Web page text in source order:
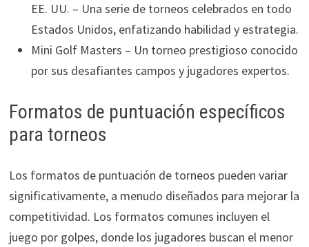
EE. UU. – Una serie de torneos celebrados en todo
Estados Unidos, enfatizando habilidad y estrategia.
Mini Golf Masters – Un torneo prestigioso conocido
por sus desafiantes campos y jugadores expertos.
Formatos de puntuación específicos
para torneos
Los formatos de puntuación de torneos pueden variar
significativamente, a menudo diseñados para mejorar la
competitividad. Los formatos comunes incluyen el
juego por golpes, donde los jugadores buscan el menor